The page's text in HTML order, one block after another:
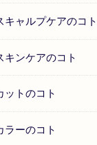
キャルプケアのコト
キンケアのコト
ットのコト
ラーのコト